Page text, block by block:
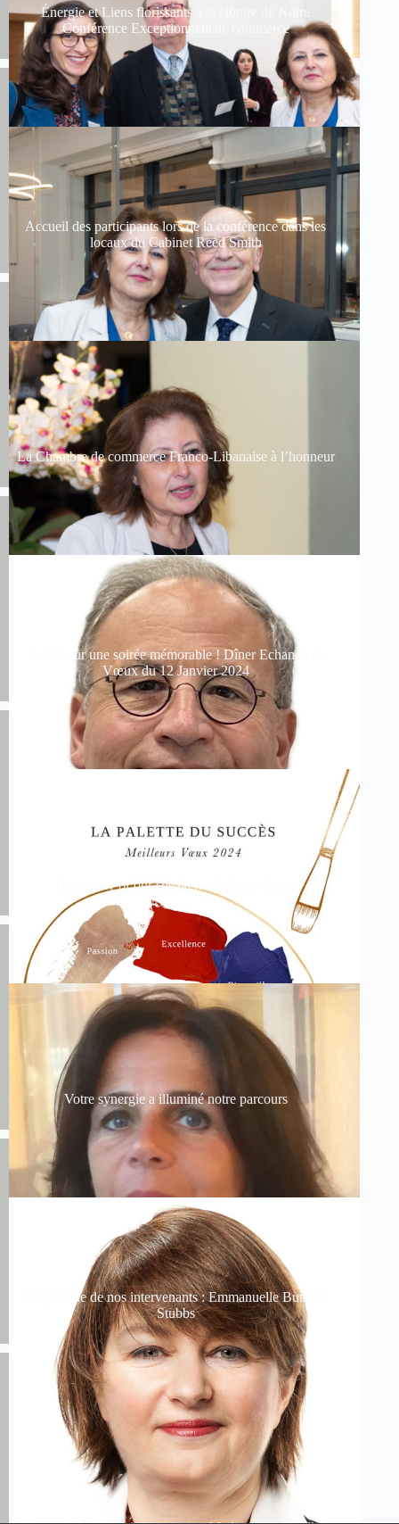
Énergie et Liens florissants à la clôture de Notre
Conférence Exceptionnellede commerce
Accueil des participants lors de la conférence dans les
locaux du Cabinet Reed Smith
La Chambre de commerce Franco-Libanaise à l’honneur
Retour sur une soirée mémorable ! Dîner Echange de
Vœux du 12 Janvier 2024
Biography of our speakers: Philippe Henry
Votre synergie a illuminé notre parcours
Biographie de nos intervenants : Emmanuelle Butaud-
Stubbs